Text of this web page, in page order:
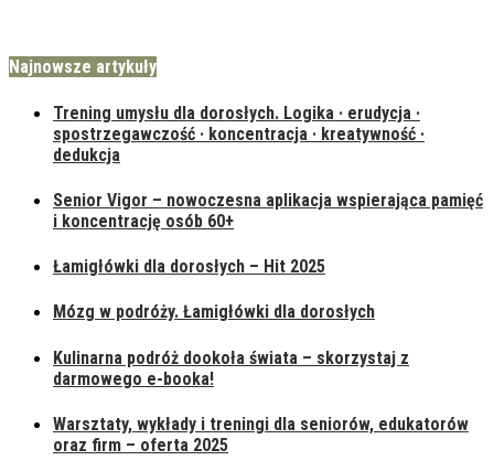
Najnowsze artykuły
Trening umysłu dla dorosłych. Logika · erudycja ·
spostrzegawczość · koncentracja · kreatywność ·
dedukcja
Senior Vigor – nowoczesna aplikacja wspierająca pamięć
i koncentrację osób 60+
Łamigłówki dla dorosłych – Hit 2025
Mózg w podróży. Łamigłówki dla dorosłych
Kulinarna podróż dookoła świata – skorzystaj z
darmowego e-booka!
Warsztaty, wykłady i treningi dla seniorów, edukatorów
oraz firm – oferta 2025